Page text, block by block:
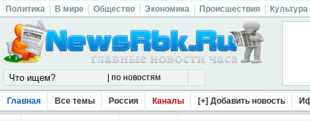
Политика В мире Общество Экономика Происшествия Культура
Главная Все темы Россия Каналы [+] Добавить новость